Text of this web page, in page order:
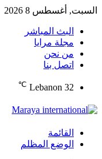
السبت, أغسطس 8 2026
البث المباشر
مجلة مرايا
من نحن
اتصل بنا
Lebanon 32
℃
القائمة
الوضع المظلم